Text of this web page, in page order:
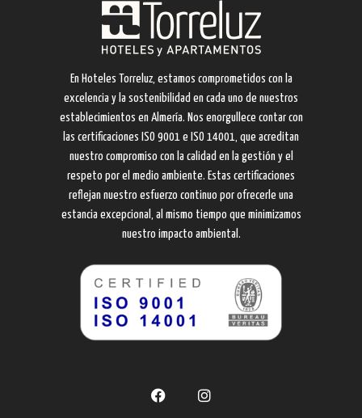
En Hoteles Torreluz, estamos comprometidos con la
excelencia y la sostenibilidad en cada uno de nuestros
establecimientos en Almería. Nos enorgullece contar con
las certificaciones ISO 9001 e ISO 14001, que acreditan
nuestro compromiso con la calidad en la gestión y el
respeto por el medio ambiente. Estas certificaciones
reflejan nuestro esfuerzo continuo por ofrecerle una
estancia excepcional, al mismo tiempo que minimizamos
nuestro impacto ambiental.